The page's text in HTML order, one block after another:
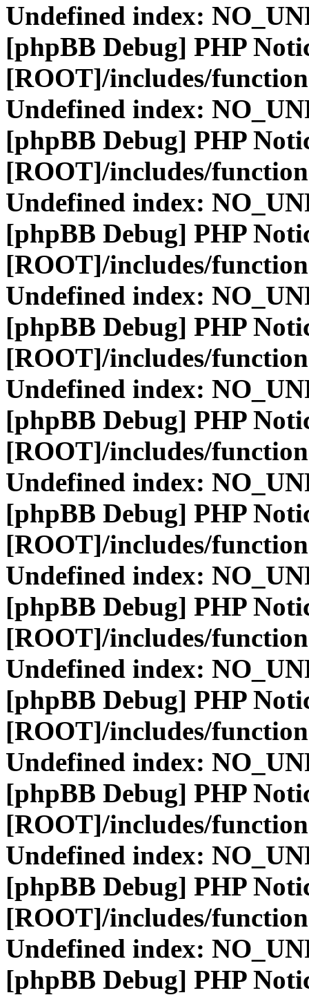
Undefined index:
[phpBB Debug] PHP
[ROOT]/includes/
Undefined index:
[phpBB Debug] PHP
[ROOT]/includes/
Undefined index:
[phpBB Debug] PHP
[ROOT]/includes/
Undefined index:
[phpBB Debug] PHP
[ROOT]/includes/
Undefined index:
[phpBB Debug] PHP
[ROOT]/includes/
Undefined index:
[phpBB Debug] PHP
[ROOT]/includes/
Undefined index:
[phpBB Debug] PHP
[ROOT]/includes/
Undefined index:
[phpBB Debug] PHP
[ROOT]/includes/
Undefined index:
[phpBB Debug] PHP
[ROOT]/includes/
Undefined index:
[phpBB Debug] PHP
[ROOT]/includes/
Undefined index:
[phpBB Debug] PHP